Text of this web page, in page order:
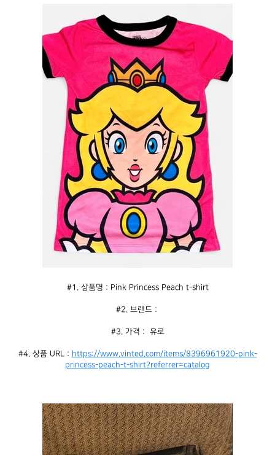
#1. 상품명 : Pink Princess Peach t-shirt
#2. 브랜드 :
#3. 가격 :  유로
#4. 상품 URL : https://www.vinted.com/items/8396961920-pink-
princess-peach-t-shirt?referrer=catalog